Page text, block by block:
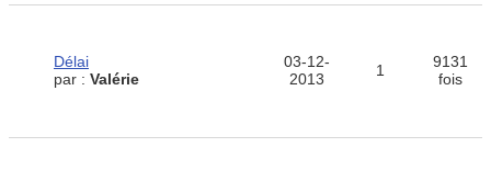
Délai
par : Valérie
03-12-
2013
1
9131
fois